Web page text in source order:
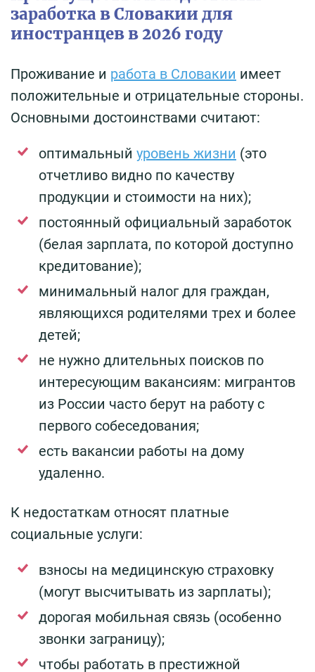
заработка в Словакии для
иностранцев в 2026 году
Проживание и работа в Словакии имеет
положительные и отрицательные стороны.
Основными достоинствами считают:
оптимальный уровень жизни (это
отчетливо видно по качеству
продукции и стоимости на них);
постоянный официальный заработок
(белая зарплата, по которой доступно
кредитование);
минимальный налог для граждан,
являющихся родителями трех и более
детей;
не нужно длительных поисков по
интересующим вакансиям: мигрантов
из России часто берут на работу с
первого собеседования;
есть вакансии работы на дому
удаленно.
К недостаткам относят платные
социальные услуги:
взносы на медицинскую страховку
(могут высчитывать из зарплаты);
дорогая мобильная связь (особенно
звонки заграницу);
чтобы работать в престижной